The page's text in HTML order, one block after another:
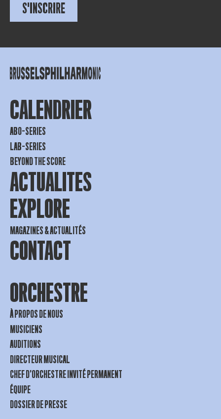
S'INSCRIRE
CALENDRIER
ABO-SERIES
LAB-SERIES
BEYOND THE SCORE
ACTUALITES
EXPLORE
MAGAZINES & ACTUALITÉS
CONTACT
ORCHESTRE
À PROPOS DE NOUS
MUSICIENS
AUDITIONS
DIRECTEUR MUSICAL
CHEF D’ORCHESTRE INVITÉ PERMANENT
ÉQUIPE
DOSSIER DE PRESSE